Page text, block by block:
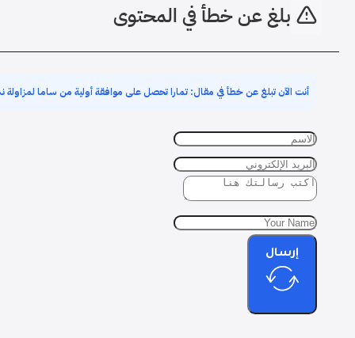
بلغ عن خطأ في المحتوى
أنت الآن تبلغ عن خطأ في مقال: تمارا تحصل على موافقة أولية من ساما لمزاولة
إرسال